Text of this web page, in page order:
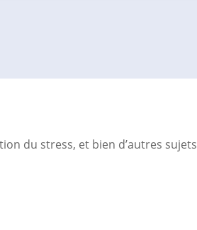
du stress, et bien d’autres sujets